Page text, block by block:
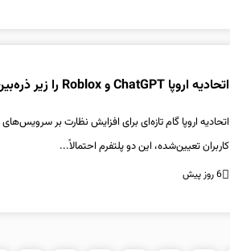
اتحادیه اروپا ChatGPT و Roblox را زیر ذره‌بین برد؛ قوانین سخت‌گیرانه در راه است
کاربران تعیین‌شده، این دو پلتفرم احتمالاً...
6 روز پیش